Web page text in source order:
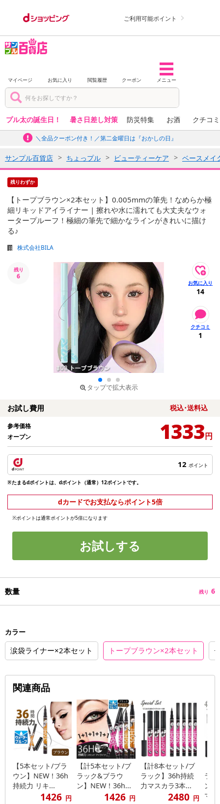
ご利用可能ポイント
マイページ お気に入り 閲覧履歴 クーポン メニュー
プル太の誕生日！ 暑さ日差し対策 防災特集 お酒 クチコ
＼全品クーポン付き！／第二金曜日は『おかしの日』
サンプル百貨店 ちょっプル ビューティーケア ベースメイ
残りわずか
【トープブラウン×2本セット】0.005mmの筆先！なめらか極
細リキッドアイライナー | 擦れや水に濡れても大丈夫なウォ
ータープルーフ！極細の筆先で細かなラインがきれいに描け
る♪
株式会社BILA
残り
6
タップで拡大表示
14
1
お試し費用 税込･送料込
参考価格
オープン
1333円
12 ポイント
※たまるdポイントは、dポイント（通常）12ポイントです。
dカードでお支払ならポイント5倍
※ポイントは通常ポイントが5倍になります
お試しする
数量 残り 6
カラー
涙袋ライナー×2本セット トープブラウン×2本セット
関連商品
【5本セット/ブラ
ウン】NEW！36h
持続力 リキ...
1426 円
【計5本セット/ブ
ラック&ブラウ
ン】NEW！36h...
1426 円
【計8本セット/ブ
ラック】36h持続
力マスカラ3本...
2480 円
ラ
ン
マ...